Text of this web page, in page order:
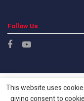
Follow Us
This website uses
giving consent to